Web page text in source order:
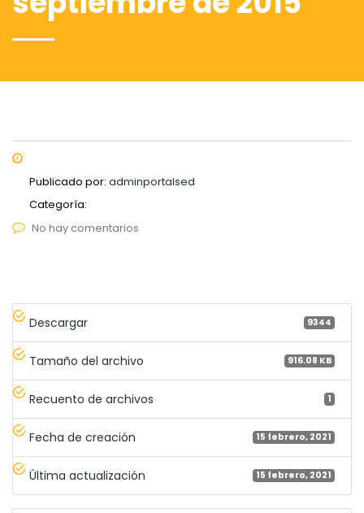
Publicado por: adminportalsed
Categoría:
No hay comentarios
Descargar 9344
Tamaño del archivo 916.08 KB
Recuento de archivos 1
Fecha de creación 15 febrero, 2021
Última actualización 15 febrero, 2021